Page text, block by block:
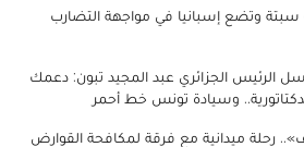
سبتة وتضع إسبانيا في مواجهة التضارب
الرئيس الجزائري عبد المجيد تبون: دعمك
وسيادة تونس خط أحمر
رحلة ميدانية مع فرقة لمكافحة القوارض